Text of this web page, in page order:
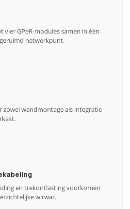
vier GPeR-modules samen in één
netwerkpunt.
zowel wandmontage als integratie
en trekontlasting voorkomen
wirwar.